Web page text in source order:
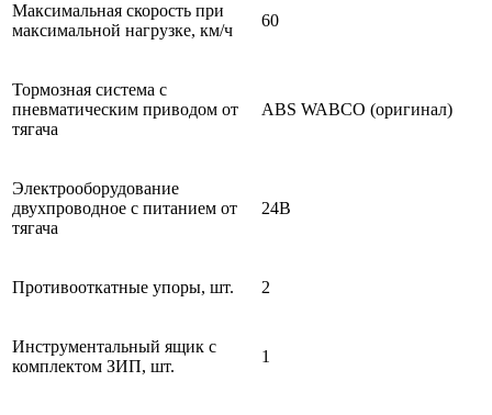
Максимальная скорость при
максимальной нагрузке, км/ч
60
Тормозная система с
пневматическим приводом от
тягача
ABS WABCO (оригинал)
Электрооборудование
двухпроводное с питанием от
тягача
24В
Противооткатные упоры, шт. 2
Инструментальный ящик с
комплектом ЗИП, шт.
1